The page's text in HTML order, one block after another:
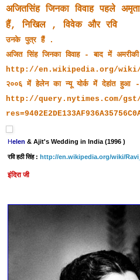
अजितसिंह जिनका विवाह पहले अमृता
हैं,निखिल,विवेक और रवि
उनके पुत्र हैं .
अजित सिंह जिनका विवाह - बाद में
http://en.wikipedia.org/wiki/
२००६ में हेलेन का न्यू योर्क में देहांत हुआ
http://query.nytimes.com/
Helen & Ajit's Wedding in India (1996 )
रवि हठी सिंह : http://en.wikipedia.org/wiki/
इंदिरा जी